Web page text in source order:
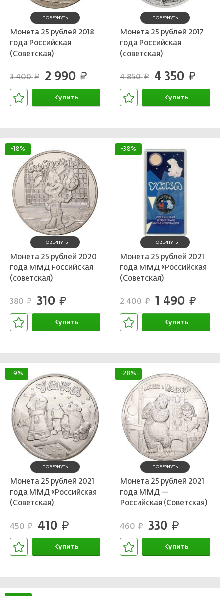
ПОВЕРНУТЬ
Монета 25 рублей 2018
года Российская
(Советская)
Погоди
3 400руб. 2 990 руб.
Купить
ПОВЕРНУТЬ
Монета 25 рублей 2017
года Российская
(советская)
Винни-Пух
4 850руб. 4 350 руб.
Купить
-18%
ПОВЕРНУТЬ
Монета 25 рублей 2020
года ММД Российская
(советская)
Барбоскины
380руб. 310 руб.
Купить
-38%
ПОВЕРНУТЬ
Монета 25 рублей 2021
года ММД «Российская
(Советская)
Умка» (цветная)
2 400руб. 1 490 руб.
Купить
-9%
ПОВЕРНУТЬ
Монета 25 рублей 2021
года ММД «Российская
(Советская)
Умка»
450руб. 410 руб.
Купить
-28%
ПОВЕРНУТЬ
Монета 25 рублей 2021
года ММД —
Российская (Советская)
Маша и Медведь
460руб. 330 руб.
Купить